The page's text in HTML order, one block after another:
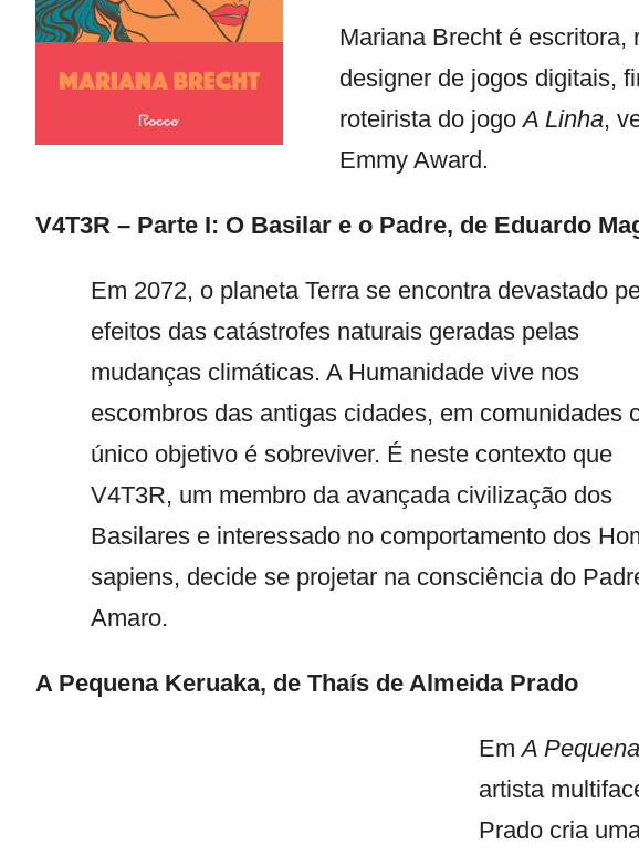
Mariana Brecht é escritora,
designer de jogos digitais,
roteirista do jogoA Linha,
Emmy Award.
V4T3R – Parte I: O Basilar e o Padre, de Eduardo
Em 2072, o planeta Terra se encontra devastado
efeitos das catástrofes naturais geradas pelas
mudanças climáticas. A Humanidade vive nos
escombros das antigas cidades, em comunidades
único objetivo é sobreviver. É neste contexto que
V4T3R, um membro da avançada civilização dos
Basilares e interessado no comportamento dos
sapiens, decide se projetar na consciência do
Amaro.
A Pequena Keruaka, de Thaís de Almeida Prado
EmA
artista
Prado cria